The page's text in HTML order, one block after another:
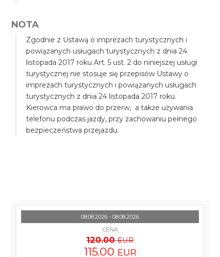
NOTA
Zgodnie z Ustawą o imprezach turystycznych i
powiązanych usługach turystycznych z dnia 24
listopada 2017 roku Art. 5 ust. 2 do niniejszej usługi
turystycznej nie stosuje się przepisów Ustawy o
imprezach turystycznych i powiązanych usługach
turystycznych z dnia 24 listopada 2017 roku.
Kierowca ma prawo do przerw, a także używania
telefonu podczas jazdy, przy zachowaniu pełnego
bezpieczeństwa przejazdu.
08.08.2026 - 08.08.2026
CENA
120.00 EUR
115.00 EUR